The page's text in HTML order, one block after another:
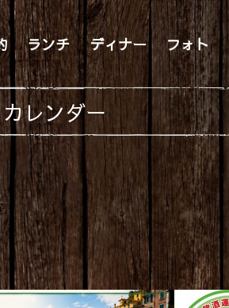
ランチ ディナー フォト
カレンダー